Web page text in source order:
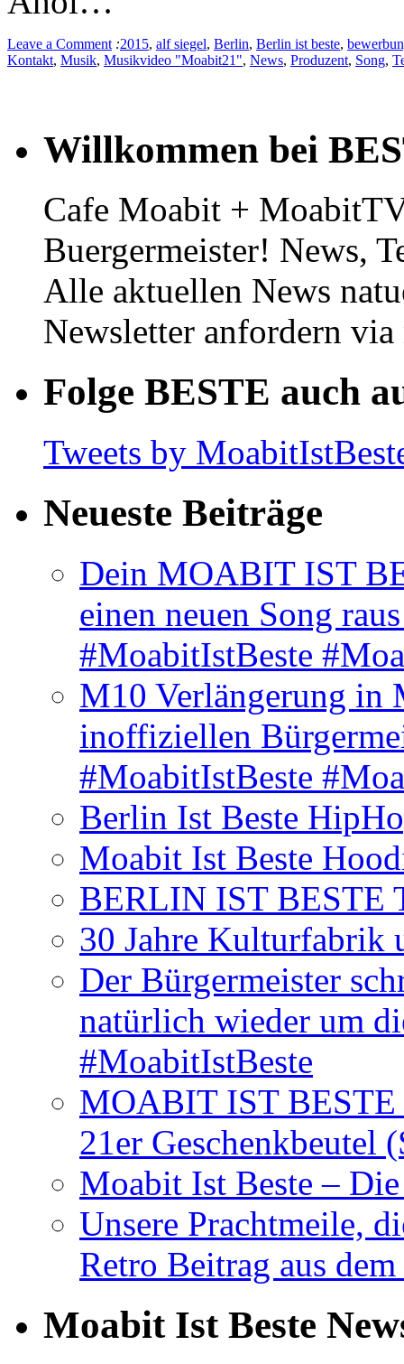
Leave a Comment :2015, alf siegel, Berlin, Berlin ist beste,
Kontakt, Musik, Musikvideo "Moabit21", News, Produzent, Song,
Willkommen bei
Cafe Moabit +
Buergermeister! News,
Alle aktuellen News
Newsletter anfordern
Folge BESTE auch
Tweets by
Neueste Beiträge
Dein MOABIT IST
einen neuen Song
#MoabitIstBeste
M10 Verlängerung in
inoffiziellen
#MoabitIstBeste
Berlin Ist Beste
Moabit Ist Beste
BERLIN IST BESTE
30 Jahre Kulturfabrik
Der Bürgermeister
natürlich wieder um
#MoabitIstBeste
MOABIT IST BESTE
21er Geschenkbeutel
Moabit Ist Beste –
Unsere Prachtmeile,
Retro Beitrag aus
Moabit Ist Beste